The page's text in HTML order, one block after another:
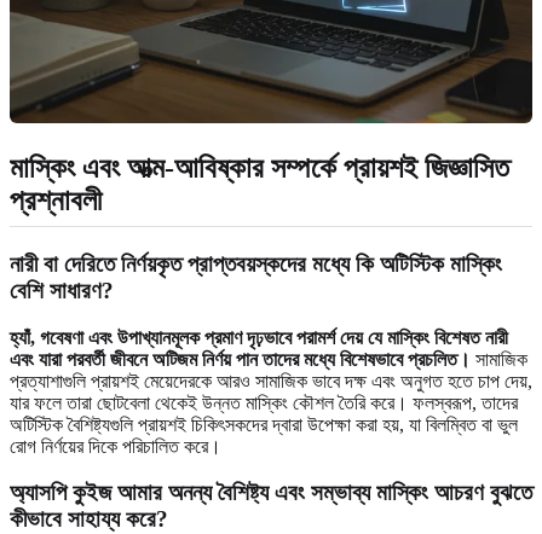
মাস্কিং এবং আত্ম-আবিষ্কার সম্পর্কে প্রায়শই জিজ্ঞাসিত
প্রশ্নাবলী
নারী বা দেরিতে নির্ণয়কৃত প্রাপ্তবয়স্কদের মধ্যে কি অটিস্টিক মাস্কিং
বেশি সাধারণ?
হ্যাঁ, গবেষণা এবং উপাখ্যানমূলক প্রমাণ দৃঢ়ভাবে পরামর্শ দেয় যে মাস্কিং বিশেষত নারী
এবং যারা পরবর্তী জীবনে অটিজম নির্ণয় পান তাদের মধ্যে বিশেষভাবে প্রচলিত। সামাজিক
প্রত্যাশাগুলি প্রায়শই মেয়েদেরকে আরও সামাজিক ভাবে দক্ষ এবং অনুগত হতে চাপ দেয়,
যার ফলে তারা ছোটবেলা থেকেই উন্নত মাস্কিং কৌশল তৈরি করে। ফলস্বরূপ, তাদের
অটিস্টিক বৈশিষ্ট্যগুলি প্রায়শই চিকিৎসকদের দ্বারা উপেক্ষা করা হয়, যা বিলম্বিত বা ভুল
রোগ নির্ণয়ের দিকে পরিচালিত করে।
অ্যাসপি কুইজ আমার অনন্য বৈশিষ্ট্য এবং সম্ভাব্য মাস্কিং আচরণ বুঝতে
কীভাবে সাহায্য করে?